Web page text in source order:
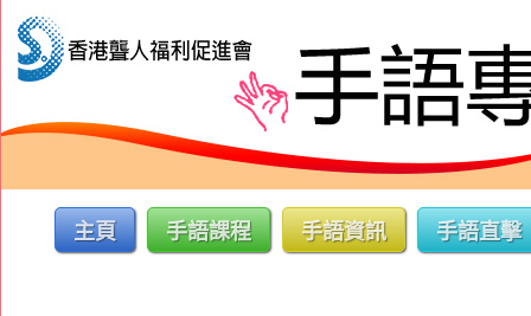
主頁 手語課程 手語資訊 手語直擊